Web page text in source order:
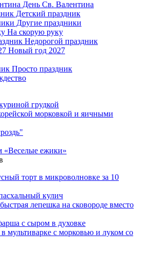
День Св. Валентина
Детский праздник
Другие праздники
На скорую руку
Недорогой праздник
Новый год 2027
Просто праздник
грудкой
морковкой и яичными
«Веселые ежики»
торт в микроволновке за 10
кулич
лепешка на сковороде вместо
с сыром в духовке
мультиварке с морковью и луком со